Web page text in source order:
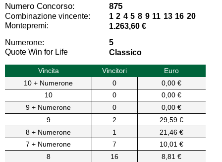
Numero Concorso: 875
Combinazione vincente:
1 2 4 5 8 9 11 13 16 20
Montepremi:
1.263,60 €
Numerone:
5
Quote Win for Life
Classico
Vincita Vincitori
Euro
10 + Numerone
0
0,00 €
10
0
0,00 €
9 + Numerone
0
0,00 €
9
2
29,59 €
8 + Numerone
1
21,46 €
7 + Numerone
7
10,01 €
8
16
8,81 €